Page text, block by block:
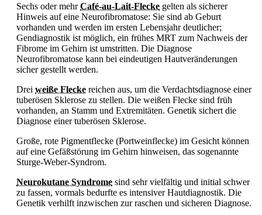
Sechs oder mehrCafé-au-Lait-Flecke gelten als sicherer
Hinweis auf eine Neurofibromatose: Sie sind ab Geburt
vorhanden und werden im ersten Lebensjahr deutlicher;
Gendiagnostik ist möglich, ein frühes MRT zum Nachweis der
Fibrome im Gehirn ist umstritten. Die Diagnose
Neurofibromatose kann bei eindeutigen Hautveränderungen
sicher gestellt werden.
Drei weiße Flecke reichen aus, um die Verdachtsdiagnose einer
tuberösen Sklerose zu stellen. Die weißen Flecke sind früh
vorhanden, an Stamm und Extremitäten. Genetik sichert die
Diagnose einer tuberösen Sklerose.
Große, rote Pigmentflecke (Portweinflecke) im Gesicht können
auf eine Gefäßstörung im Gehirn hinweisen, das sogenannte
Sturge-Weber-Syndrom.
Neurokutane Syndrome sind sehr vielfältig und initial schwer
zu fassen, vormals bedurfte es intensiver Hautdiagnostik. Die
Genetik verhilft inzwischen zur raschen und sicheren Diagnose.